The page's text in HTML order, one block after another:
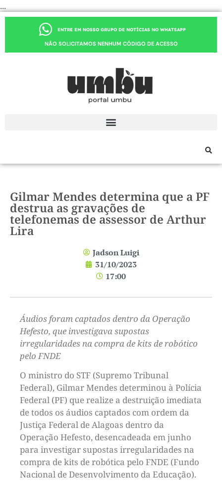
...
ENTRE EM NOSSO GRUPO DE NOTÍCIAS NO WHATSAPP
NÃO SOLICITAMOS NENHUM CÓDIGO DE ACESSO
Gilmar Mendes determina que a PF
destrua as gravações de
telefonemas de assessor de Arthur
Lira
Jadson Luigi
31/10/2023
17:00
Áudios foram captados dentro da Operação
Hefesto, que investigava supostas
irregularidades na compra de kits de robótico
pelo FNDE
O ministro do STF (Supremo Tribunal
Federal), Gilmar Mendes determinou à Polícia
Federal (PF) que realize a destruição imediata
de todos os áudios captados com ordem da
Justiça Federal de Alagoas dentro da
Operação Hefesto, desencadeada em junho
para investigar supostas irregularidades na
compra de kits de robótica pelo FNDE (Fundo
Nacional de Desenvolvimento da Educação).